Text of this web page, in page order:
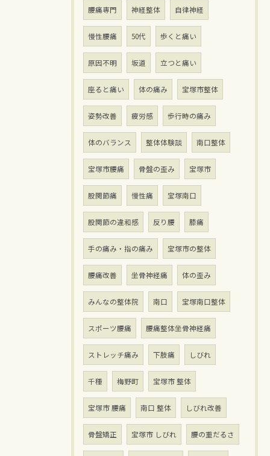
腰痛専門 神経整体 自律神経
慢性腰痛 50代 歩くと痛い
原因不明 坂道 立つと痛い
座ると痛い 体の痛み 宝塚市整体
姿勢改善 疲労感 歩行時の痛み
体のバランス 整体体験談 南口整体
宝塚市腰痛 骨盤の歪み 宝塚市
股関節痛 慢性痛 宝塚南口
股関節の違和感 反り腰 膝痛
手の痛み・指の痛み 宝塚市の整体
腰痛改善 坐骨神経痛 体の歪み
みんなの整体院 南口 宝塚南口整体
スポーツ腰痛 腰痛整体坐骨神経痛
ストレッチ痛み 下肢痛 しびれ
千種 梅野町 宝塚市 整体
宝塚市 腰痛 南口 整体 しびれ改善
骨盤矯正 宝塚市 しびれ 腰の重だるさ